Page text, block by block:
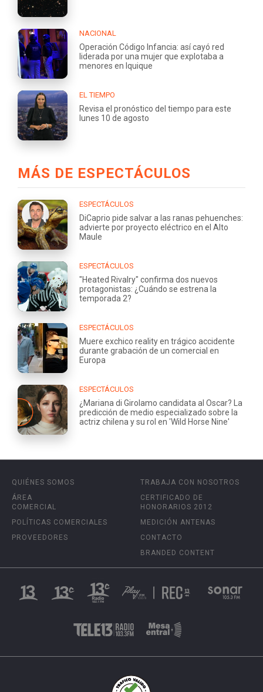
NACIONAL
Operación Código Infancia: así cayó red
liderada por una mujer que explotaba a
menores en Iquique
EL TIEMPO
Revisa el pronóstico del tiempo para este
lunes 10 de agosto
MÁS DE ESPECTÁCULOS
ESPECTÁCULOS
DiCaprio pide salvar a las ranas pehuenches:
advierte por proyecto eléctrico en el Alto
Maule
ESPECTÁCULOS
"Heated Rivalry" confirma dos nuevos
protagonistas: ¿Cuándo se estrena la
temporada 2?
ESPECTÁCULOS
Muere exchico reality en trágico accidente
durante grabación de un comercial en
Europa
ESPECTÁCULOS
¿Mariana di Girolamo candidata al Oscar? La
predicción de medio especializado sobre la
actriz chilena y su rol en 'Wild Horse Nine'
QUIÉNES SOMOS
ÁREA
COMERCIAL
POLÍTICAS COMERCIALES
PROVEEDORES
TRABAJA CON NOSOTROS
CERTIFICADO DE
HONORARIOS 2012
MEDICIÓN ANTENAS
CONTACTO
BRANDED CONTENT